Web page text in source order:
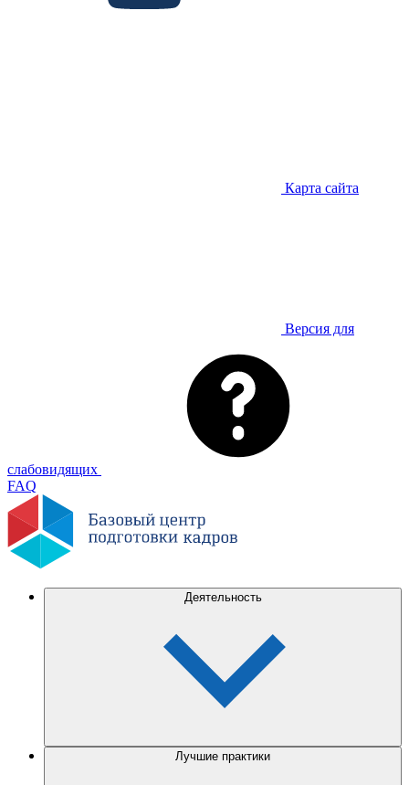
Карта сайта
Версия для
слабовидящих
FAQ
Деятельность
Лучшие практики